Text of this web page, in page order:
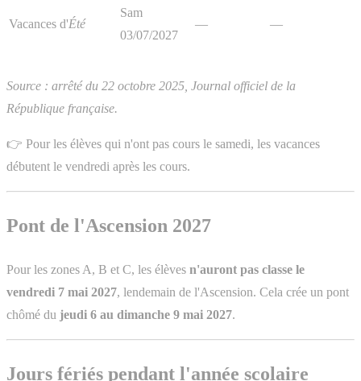
Vacances d'Été
Sam
03/07/2027
— —
Source : arrêté du 22 octobre 2025, Journal officiel de la
République française.
👉 Pour les élèves qui n'ont pas cours le samedi, les vacances
débutent le vendredi après les cours.
Pont de l'Ascension 2027
Pour les zones A, B et C, les élèves n'auront pas classe le
vendredi 7 mai 2027, lendemain de l'Ascension. Cela crée un pont
chômé du jeudi 6 au dimanche 9 mai 2027.
Jours fériés pendant l'année scolaire